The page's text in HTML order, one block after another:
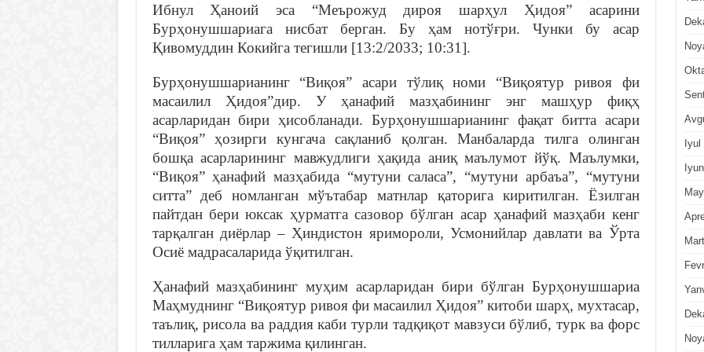
Ибнул Ҳаноий эса “Меърожуд дироя шарҳул Ҳидоя” асарини
Бурҳонушшариага нисбат берган. Бу ҳам нотўғри. Чунки бу асар
Қивомуддин Кокийга тегишли [13:2/2033; 10:31].
Бурҳонушшарианинг “Виқоя” асари тўлиқ номи “Виқоятур ривоя фи
масаилил Ҳидоя”дир. У ҳанафий мазҳабининг энг машҳур фиқҳ
асарларидан бири ҳисобланади. Бурҳонушшарианинг фақат битта асари
“Виқоя” ҳозирги кунгача сақланиб қолган. Манбаларда тилга олинган
бошқа асарларининг мавжудлиги ҳақида аниқ маълумот йўқ. Маълумки,
“Виқоя” ҳанафий мазҳабида “мутуни саласа”, “мутуни арбаъа”, “мутуни
ситта” деб номланган мўътабар матнлар қаторига киритилган. Ёзилган
пайтдан бери юксак ҳурматга сазовор бўлган асар ҳанафий мазҳаби кенг
тарқалган диёрлар – Ҳиндистон яримороли, Усмонийлар давлати ва Ўрта
Осиё мадрасаларида ўқитилган.
Ҳанафий мазҳабининг муҳим асарларидан бири бўлган Бурҳонушшариа
Маҳмуднинг “Виқоятур ривоя фи масаилил Ҳидоя” китоби шарҳ, мухтасар,
таълиқ, рисола ва раддия каби турли тадқиқот мавзуси бўлиб, турк ва форс
тилларига ҳам таржима қилинган.
Iyul